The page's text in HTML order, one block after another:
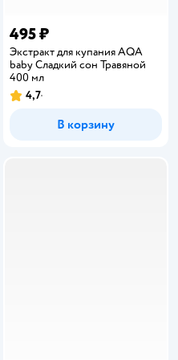
495 ₽
Экстракт для купания AQA
baby Сладкий сон Травяной
400 мл
Рейтинг:
4,7
В корзину